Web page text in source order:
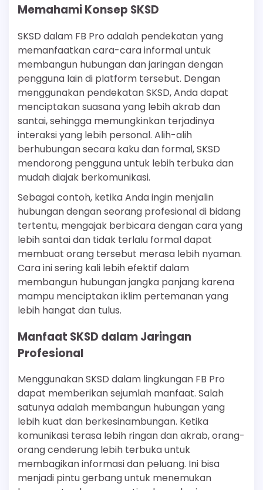
Memahami Konsep SKSD
SKSD dalam FB Pro adalah pendekatan yang
memanfaatkan cara-cara informal untuk
membangun hubungan dan jaringan dengan
pengguna lain di platform tersebut. Dengan
menggunakan pendekatan SKSD, Anda dapat
menciptakan suasana yang lebih akrab dan
santai, sehingga memungkinkan terjadinya
interaksi yang lebih personal. Alih-alih
berhubungan secara kaku dan formal, SKSD
mendorong pengguna untuk lebih terbuka dan
mudah diajak berkomunikasi.
Sebagai contoh, ketika Anda ingin menjalin
hubungan dengan seorang profesional di bidang
tertentu, mengajak berbicara dengan cara yang
lebih santai dan tidak terlalu formal dapat
membuat orang tersebut merasa lebih nyaman.
Cara ini sering kali lebih efektif dalam
membangun hubungan jangka panjang karena
mampu menciptakan iklim pertemanan yang
lebih hangat dan tulus.
Manfaat SKSD dalam Jaringan
Profesional
Menggunakan SKSD dalam lingkungan FB Pro
dapat memberikan sejumlah manfaat. Salah
satunya adalah membangun hubungan yang
lebih kuat dan berkesinambungan. Ketika
komunikasi terasa lebih ringan dan akrab, orang-
orang cenderung lebih terbuka untuk
membagikan informasi dan peluang. Ini bisa
menjadi pintu gerbang untuk menemukan